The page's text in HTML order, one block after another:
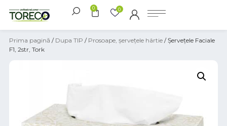
0 0
Prima pagină / Dupa TIP / Prosoape, șervețele hârtie / Șervețele Faciale
F1, 2str, Tork